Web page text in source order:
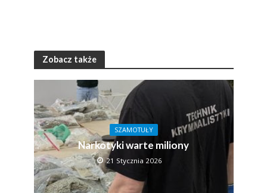
Zobacz także
SZAMOTUŁY
Narkotyki warte miliony
21 Stycznia 2026